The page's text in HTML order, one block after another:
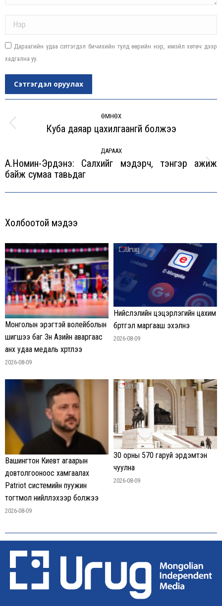
Дараагийн удаа сэтгэгдэл бичихийн тулд өөрийн нэр, имэйл хөтөч дээр
хадгална уу.
Сэтгэгдэл оруулах
navigation
ӨМНӨХ
Previous
Куба даяар цахилгаангүй болжээ
ДАРААХ
Next
А.Номин-Эрдэнэ: Салхийг мэдэрч, тэнгэр ажиж
байж сумаа тавьдаг
Холбоотой мэдээ
Монголын эрэгтэй волейболын
шигшээ баг Зүүн Азийн аваргаас
анх удаа медаль хүртлээ
2026-08-09
Нийслэлийн цэцэрлэгийн цахим
бүртгэл маргааш эхэлнэ
2026-08-09
Вашингтон Киевт агаарын
довтолгооноос хамгаалах
Patriot системийн пуужин
тогтмол нийлүүлэхээр болжээ
2026-08-09
30 орны 570 гаруй эрдэмтэн
чуулна
2026-08-09